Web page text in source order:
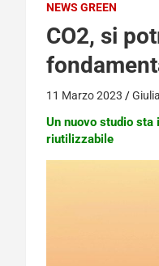
NEWS GREEN
CO2, si
11 Marzo 2023
Un nuovo studio
riutilizzabile